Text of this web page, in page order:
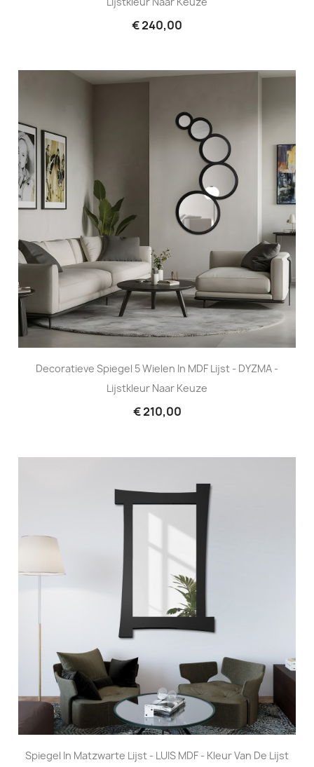
€ 240,00
Decoratieve Spiegel 5 Wielen In MDF Lijst - DYZMA -
Lijstkleur Naar Keuze
€ 210,00
Spiegel In Matzwarte Lijst - LUIS MDF - Kleur Van De Lijst